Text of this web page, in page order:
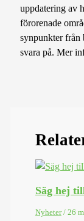
uppdatering av
förorenade
synpunkter från
svara på. Mer
Säg hej
Nyheter/ 26